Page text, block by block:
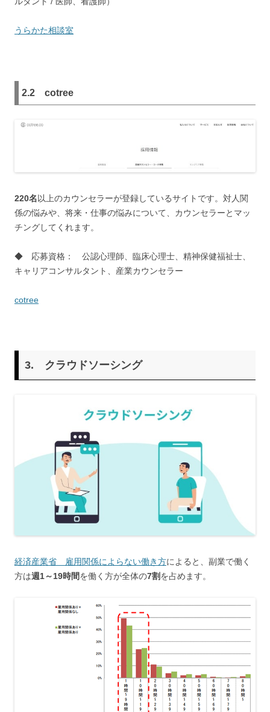
うらかた相談室
2.2 cotree
220名以上のカウンセラーが登録しているサイトです。対人関
係の悩みや、将来・仕事の悩みについて、カウンセラーとマッ
チングしてくれます。
◆ 応募資格： 公認心理師、臨床心理士、精神保健福祉士、
キャリアコンサルタント、産業カウンセラー
cotree
3. クラウドソーシング
経済産業省 雇用関係によらない働き方によると、副業で働く
方は週1～19時間を働く方が全体の7割を占めます。